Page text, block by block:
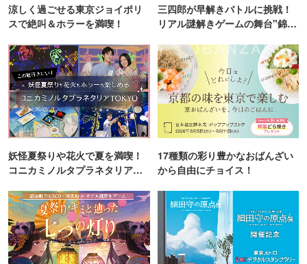
涼しく過ごせる東京ジョイポリ
スで絶叫＆ホラーを満喫！
三四郎が早解きバトルに挑戦！
リアル謎解きゲームの舞台"錦糸
妖怪夏祭りや花火で夏を満喫！
コニカミノルタプラネタリア
17種類の彩り豊かなおばんざい
から自由にチョイス！